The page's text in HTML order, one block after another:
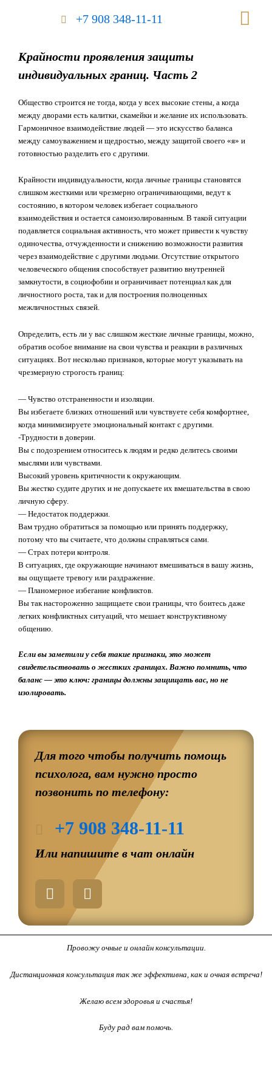
+7 908 348-11-11
Крайности проявления защиты
индивидуальных границ. Часть 2
Общество строится не тогда, когда у всех высокие стены, а когда
между дворами есть калитки, скамейки и желание их использовать.
Гармоничное взаимодействие людей — это искусство баланса
между самоуважением и щедростью, между защитой своего «я» и
готовностью разделить его с другими.
Крайности индивидуальности, когда личные границы становятся
слишком жесткими или чрезмерно ограничивающими, ведут к
состоянию, в котором человек избегает социального
взаимодействия и остается самоизолированным. В такой ситуации
подавляется социальная активность, что может привести к чувству
одиночества, отчужденности и снижению возможности развития
через взаимодействие с другими людьми. Отсутствие открытого
человеческого общения способствует развитию внутренней
замкнутости, в социофобии и ограничивает потенциал как для
личностного роста, так и для построения полноценных
межличностных связей.
Определить, есть ли у вас слишком жесткие личные границы, можно,
обратив особое внимание на свои чувства и реакции в различных
ситуациях. Вот несколько признаков, которые могут указывать на
чрезмерную строгость границ:
— Чувство отстраненности и изоляции.
Вы избегаете близких отношений или чувствуете себя комфортнее,
когда минимизируете эмоциональный контакт с другими.
-Трудности в доверии.
Вы с подозрением относитесь к людям и редко делитесь своими
мыслями или чувствами.
Высокий уровень критичности к окружающим.
Вы жестко судите других и не допускаете их вмешательства в свою
личную сферу.
— Недостаток поддержки.
Вам трудно обратиться за помощью или принять поддержку,
потому что вы считаете, что должны справляться сами.
— Страх потери контроля.
В ситуациях, где окружающие начинают вмешиваться в вашу жизнь,
вы ощущаете тревогу или раздражение.
— Планомерное избегание конфликтов.
Вы так настороженно защищаете свои границы, что боитесь даже
легких конфликтных ситуаций, что мешает конструктивному
общению.
Если вы заметили у себя такие признаки, это может
свидетельствовать о жестких границах. Важно помнить, что
баланс — это ключ: границы должны защищать вас, но не
изолировать.
Для того чтобы получить помощь
психолога, вам нужно просто
позвонить по телефону:
+7 908 348-11-11
Или напишите в чат онлайн
W
h
t
p
T
e
e
g
a
-
Провожу очные и онлайн консультации.
Дистанционная консультация так же эффективна, как и очная встреча!
Желаю всем здоровья и счастья!
Буду рад вам помочь.